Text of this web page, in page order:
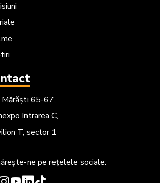
Mărăști 65-67,
Intrarea C,
T, sector 1
ne pe rețelele sociale: